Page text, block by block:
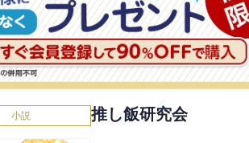
小説 推し飯研究会